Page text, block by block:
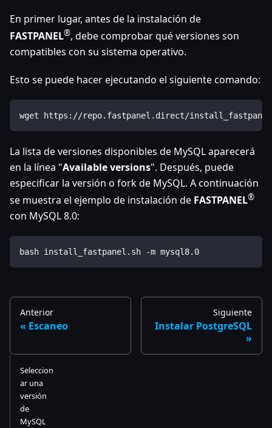
En primer lugar, antes de la instalación de
FASTPANEL®, debe comprobar qué versiones son
compatibles con su sistema operativo.
Esto se puede hacer ejecutando el siguiente comando:
wget https://repo.fastpanel.direct/
La lista de versiones disponibles de MySQL aparecerá
en la línea "Available versions". Después, puede
especificar la versión o fork de MySQL. A continuación
se muestra el ejemplo de instalación de FASTPANEL®
con MySQL 8.0:
bash install_fastpanel.sh -m mysql8.0
Anterior
Escaneo
Siguiente
Instalar PostgreSQL
Seleccion
ar una
versión
de
MySQL